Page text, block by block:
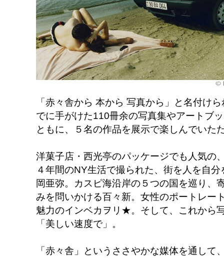
「赤々舎から 本から 写真から」と名付け
でに手がけた110冊余の写真集やアートブ
ともに、５名の作品を展示で楽しんでいた
洋菓子店・西光亭のパッケージでも人気の
４年間のNY生活で撮られた、街を人を自
岡亜弥。カスピ海沿岸の５つの国を巡り、
みを問いかける百々新。女性のポートレー
魅力のインベカヲリ★。そして、これから
「美しい速度で」。
「赤々舎」というささやかな媒体を通して